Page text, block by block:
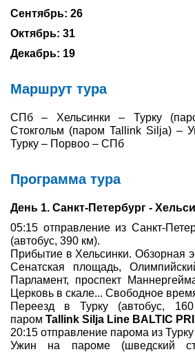
Туры по России
Автобусные туры
Авиабилеты
О компании
Отзывы
Сентябрь: 26
Октябрь: 31
Декабрь: 19
Маршрут тура
СПб – Хельсинки – Турку
Стокгольм (паром Tallink Silja) –
Турку – Порвоо – СПб
Программа тура
День 1. Санкт-Петербург -
05:15 отправление из Санкт-
(автобус, 390 км).
Прибытие в Хельсинки. Обзорная
Сенатская площадь,
Парламент, проспект
Церковь в скале... Свободное
Переезд в Турку (автобус,
паром Tallink Silja Line BALTIC
20:15 отправление парома из
Ужин на пароме (шведский